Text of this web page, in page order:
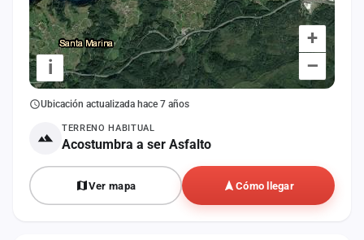
+
–
i
Ubicación actualizada hace 7 años
TERRENO HABITUAL
Acostumbra a ser Asfalto
Ver mapa Cómo llegar